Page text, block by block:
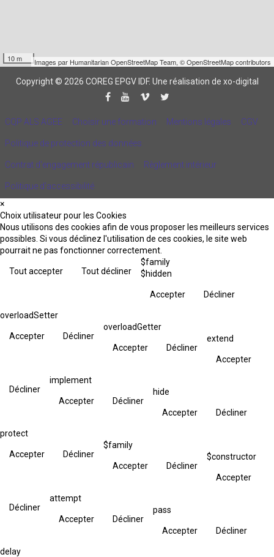
10 m Images par Humanitarian OpenStreetMap Team, © OpenStreetMap contributors
Copyright © 2026 COREG EPGV IDF. Une réalisation de xo-digital
CQP ALS AGEE Choisir une formation Mentions légales CGV
Politique de protection des données
Contrat d'engagement républicain Règlement intérieur
Politique d’accessibilité
×
Choix utilisateur pour les Cookies
Nous utilisons des cookies afin de vous proposer les meilleurs services
possibles. Si vous déclinez l'utilisation de ces cookies, le site web
pourrait ne pas fonctionner correctement.
Tout accepter Tout décliner
$family
$hidden
Accepter Décliner
overloadSetter
Accepter Décliner
overloadGetter
Accepter Décliner
extend
Accepter
Décliner
implement
Accepter Décliner
hide
Accepter Décliner
protect
Accepter Décliner
$family
Accepter Décliner
$constructor
Accepter
Décliner
attempt
Accepter Décliner
pass
Accepter Décliner
delay